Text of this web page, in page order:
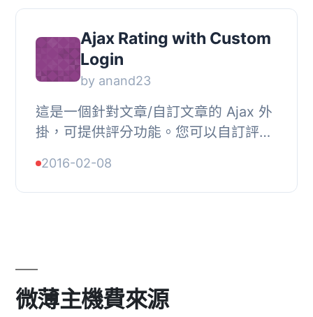
Ajax Rating with Custom
Login
by anand23
這是一個針對文章/自訂文章的 Ajax 外
掛，可提供評分功能。您可以自訂評分
登入表單，同樣支援 Ajax。外掛內有簡
易的捷徑...
2016-02-08
微薄主機費來源